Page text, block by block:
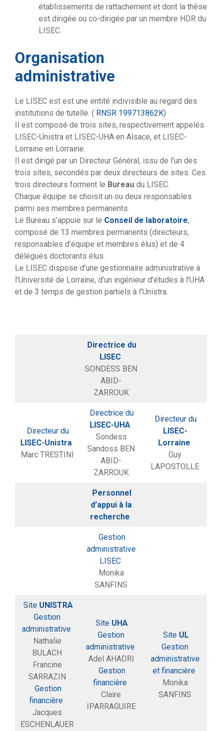
établissements de rattachement et dont la thèse
est dirigée ou co-dirigée par un membre HDR du
LISEC.
Organisation
administrative
Le LISEC est est une entité indivisible au regard des
institutions de tutelle. ( RNSR 199713862K)
Il est composé de trois sites, respectivement appelés
LISEC-Unistra et LISEC-UHA en Alsace, et LISEC-
Lorraine en Lorraine.
Il est dirigé par un Directeur Général, issu de l’un des
trois sites, secondés par deux directeurs de sites. Ces
trois directeurs forment le Bureau du LISEC.
Chaque équipe se choisit un ou deux responsables
parmi ses membres permanents.
Le Bureau s’appuie sur le Conseil de laboratoire,
composé de 13 membres permanents (directeurs,
responsables d’équipe et membres élus) et de 4
délégués doctorants élus.
Le LISEC dispose d’une gestionnaire administrative à
l’Université de Lorraine, d’un ingénieur d’études à l’UHA
et de 3 temps de gestion partiels à l’Unistra.
Directrice du
LISEC
SONDESS BEN
ABID-
ZARROUK
Directeur du
LISEC-Unistra
Marc TRESTINI
Directrice du
LISEC-UHA
Sondess
Sandoss BEN
ABID-
ZARROUK
Directeur du
LISEC-
Lorraine
Guy
LAPOSTOLLE
Personnel
d’appui à la
recherche
Gestion
administrative
LISEC
Monika
SANFINS
Site UNISTRA
Gestion
administrative
Nathalie
BULACH
Francine
SARRAZIN
Gestion
financière
Jacques
ESCHENLAUER
Site UHA
Gestion
administrative
Adel AHADRI
Gestion
financière
Claire
IPARRAGUIRE
Site UL
Gestion
administrative
et financière
Monika
SANFINS